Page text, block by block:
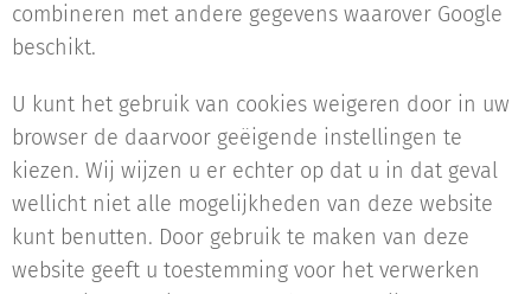
combineren met andere gegevens waarover Google
beschikt.
U kunt het gebruik van cookies weigeren door in uw
browser de daarvoor geëigende instellingen te
kiezen. Wij wijzen u er echter op dat u in dat geval
wellicht niet alle mogelijkheden van deze website
kunt benutten. Door gebruik te maken van deze
website geeft u toestemming voor het verwerken